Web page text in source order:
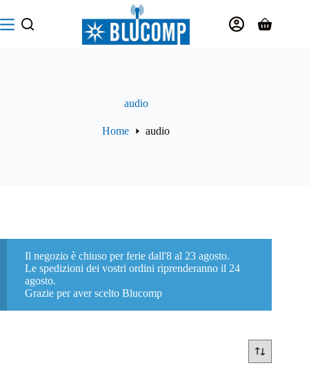
al
contenuto
Carrello
audio
Home audio
Il negozio è chiuso per ferie dall'8 al 23 agosto.
Le spedizioni dei vostri ordini riprenderanno il 24
agosto.
Grazie per aver scelto Blucomp